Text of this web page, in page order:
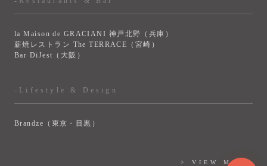
la Maison de GRACIANI 神戸北野（兵庫）
薪焼レストラン The TERRACE（宮崎）
Bar DiJest（大阪）
-Lifestyle & Design
Brandze（東京・目黒）
> VIEW MORE